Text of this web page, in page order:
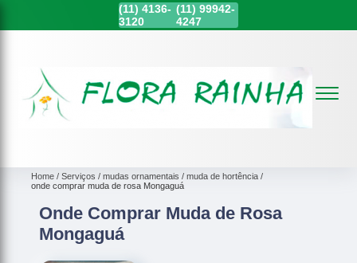
(11) 4136-
3120
(11)99942-
4247
Home Serviços mudas ornamentais
muda de hortência
onde comprar muda de rosa Mongaguá
Onde Comprar Muda de Rosa
Mongaguá